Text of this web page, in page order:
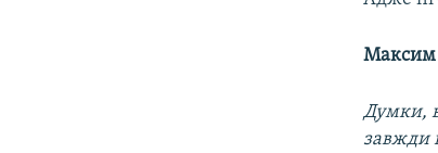
Максим
Думки,
завжди